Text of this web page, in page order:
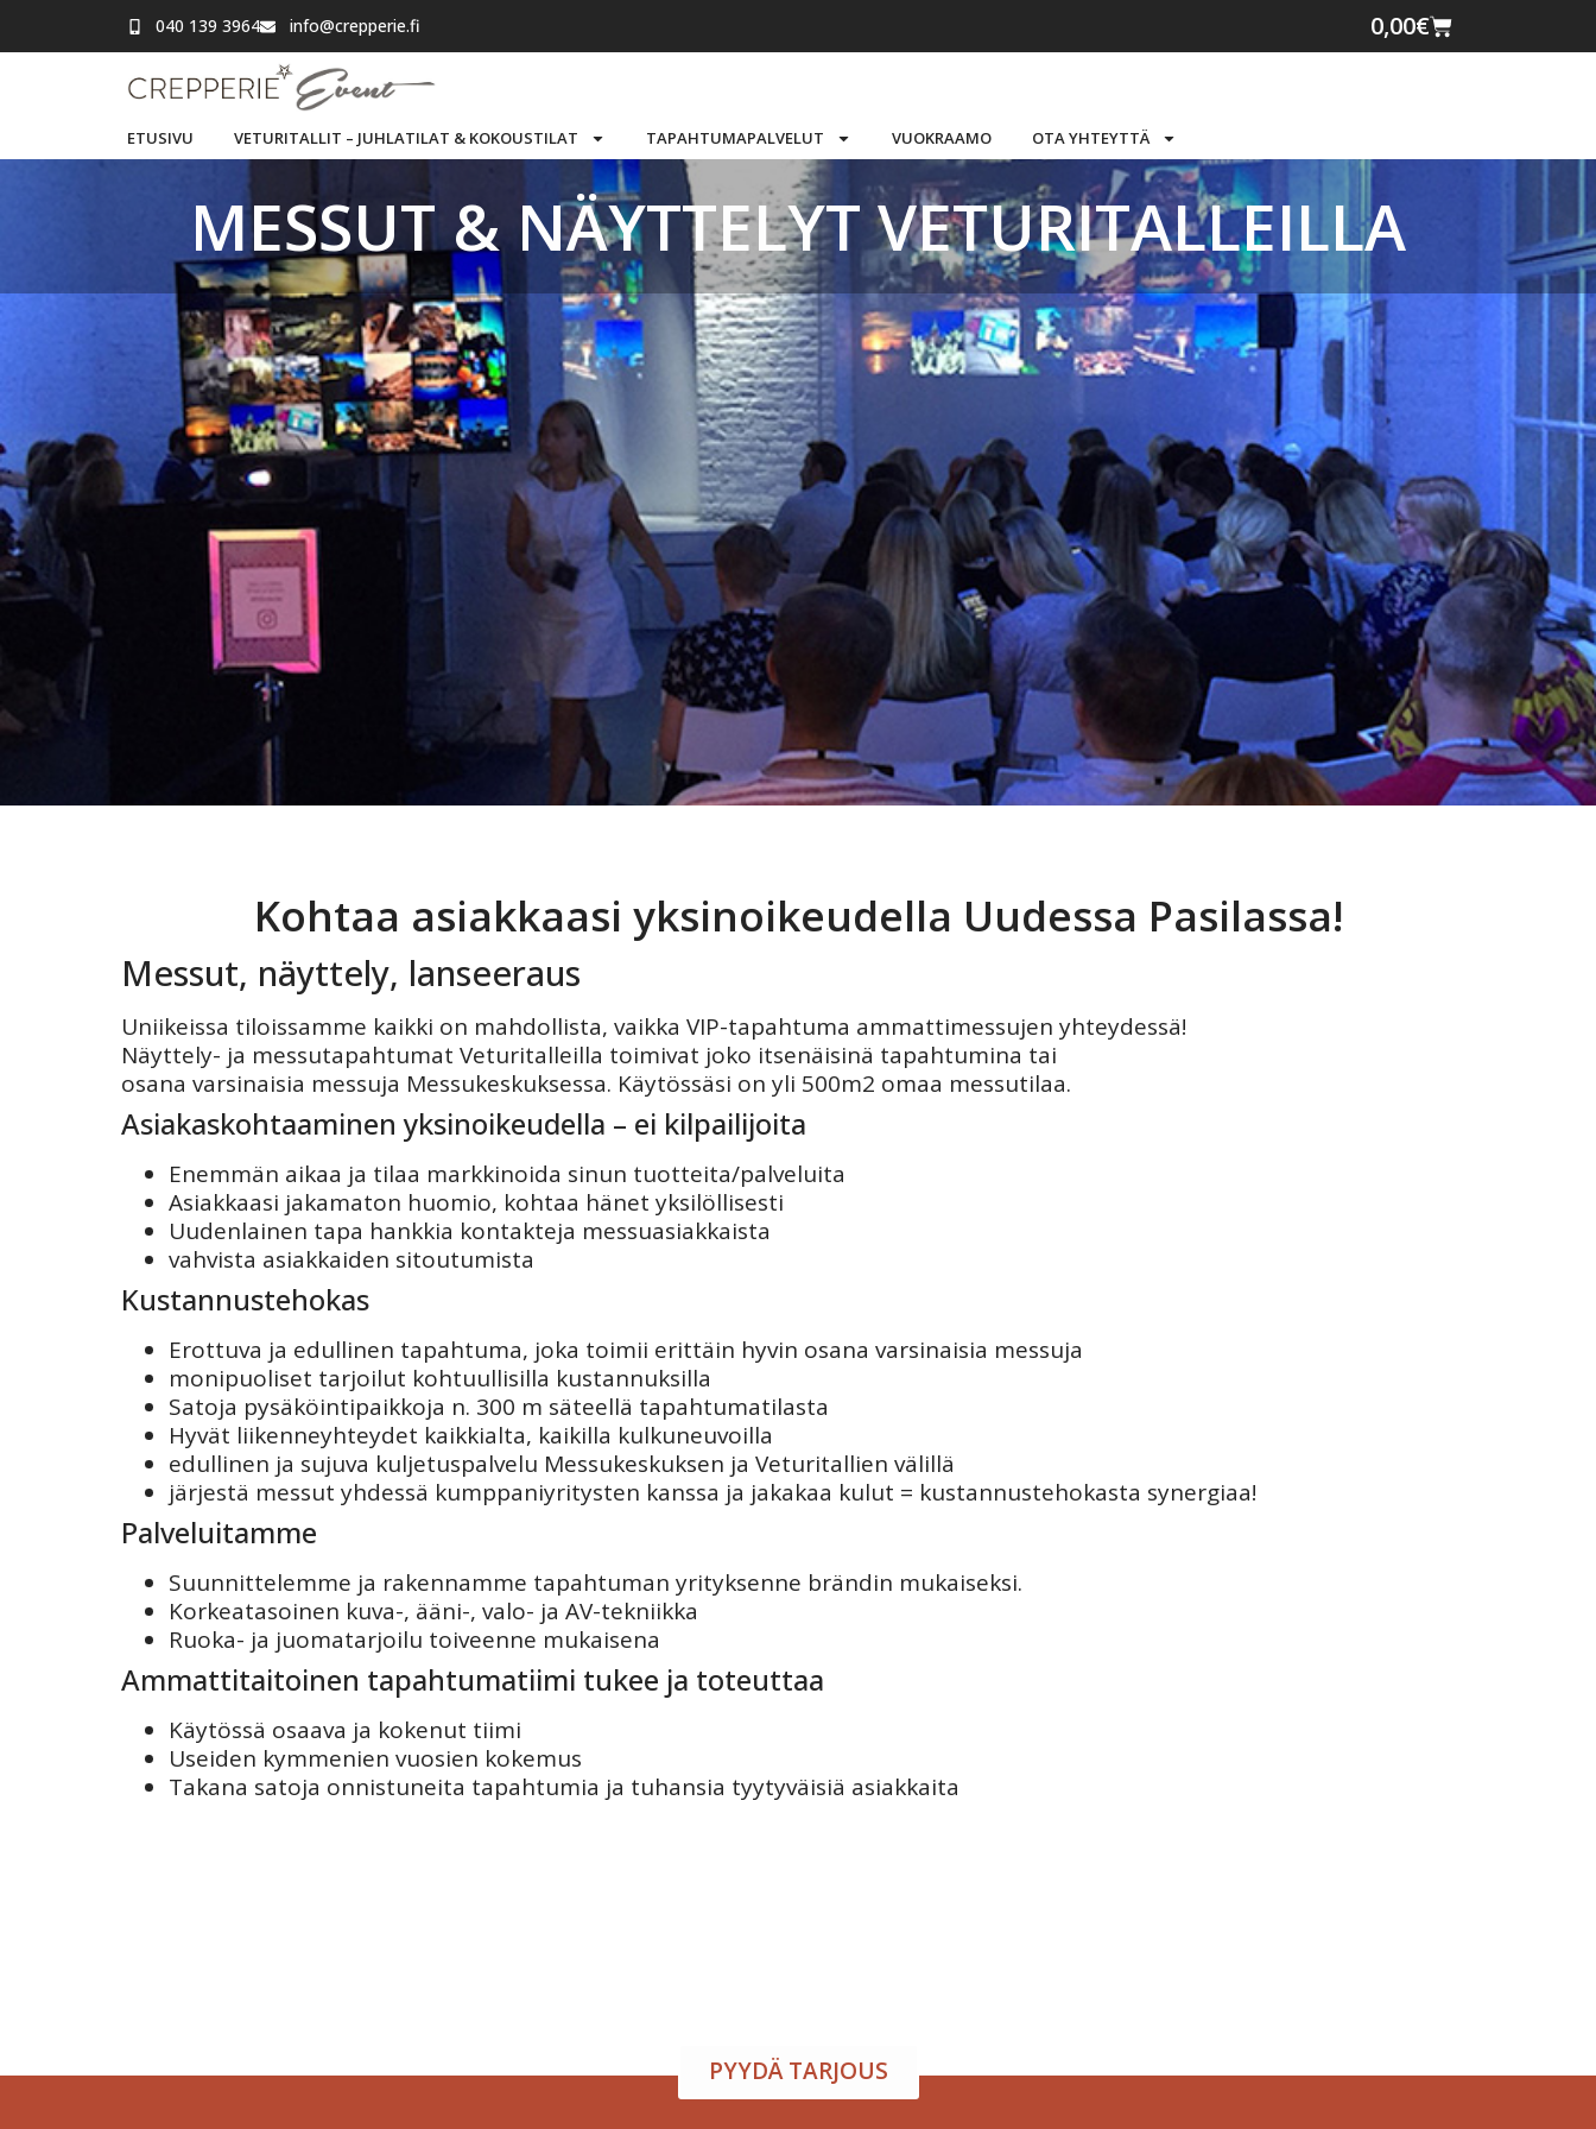
040 139 3964 info@crepperie.fi 0,00€
ETUSIVU VETURITALLIT – JUHLATILAT & KOKOUSTILAT TAPAHTUMAPALVELUT VUOKRAAMO OTA YHTEYTTÄ
MESSUT & NÄYTTELYT VETURITALLEILLA
Kohtaa asiakkaasi yksinoikeudella Uudessa Pasilassa!
Messut, näyttely, lanseeraus
Uniikeissa tiloissamme kaikki on mahdollista, vaikka VIP-tapahtuma ammattimessujen yhteydessä!
Näyttely- ja messutapahtumat Veturitalleilla toimivat joko itsenäisinä tapahtumina tai
osana varsinaisia messuja Messukeskuksessa. Käytössäsi on yli 500m2 omaa messutilaa.
Asiakaskohtaaminen yksinoikeudella – ei kilpailijoita
Enemmän aikaa ja tilaa markkinoida sinun tuotteita/palveluita
Asiakkaasi jakamaton huomio, kohtaa hänet yksilöllisesti
Uudenlainen tapa hankkia kontakteja messuasiakkaista
vahvista asiakkaiden sitoutumista
Kustannustehokas
Erottuva ja edullinen tapahtuma, joka toimii erittäin hyvin osana varsinaisia messuja
monipuoliset tarjoilut kohtuullisilla kustannuksilla
Satoja pysäköintipaikkoja n. 300 m säteellä tapahtumatilasta
Hyvät liikenneyhteydet kaikkialta, kaikilla kulkuneuvoilla
edullinen ja sujuva kuljetuspalvelu Messukeskuksen ja Veturitallien välillä
järjestä messut yhdessä kumppaniyritysten kanssa ja jakakaa kulut = kustannustehokasta synergiaa!
Palveluitamme
Suunnittelemme ja rakennamme tapahtuman yrityksenne brändin mukaiseksi.
Korkeatasoinen kuva-, ääni-, valo- ja AV-tekniikka
Ruoka- ja juomatarjoilu toiveenne mukaisena
Ammattitaitoinen tapahtumatiimi tukee ja toteuttaa
Käytössä osaava ja kokenut tiimi
Useiden kymmenien vuosien kokemus
Takana satoja onnistuneita tapahtumia ja tuhansia tyytyväisiä asiakkaita
PYYDÄ TARJOUS